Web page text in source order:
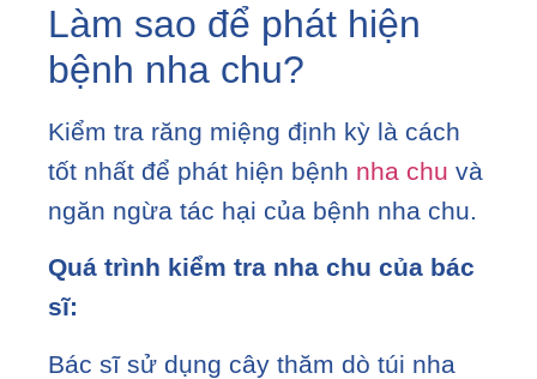
Làm sao để phát hiện
bệnh nha chu?
Kiểm tra răng miệng định kỳ là cách
tốt nhất để phát hiện bệnh nha chu và
ngăn ngừa tác hại của bệnh nha chu.
Quá trình kiểm tra nha chu của bác
sĩ:
Bác sĩ sử dụng cây thăm dò túi nha